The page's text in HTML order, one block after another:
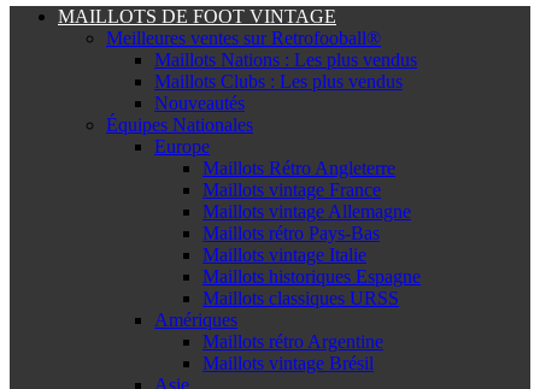
MAILLOTS DE FOOT VINTAGE
Meilleures ventes sur Retrofooball®
Maillots Nations : Les plus vendus
Maillots Clubs : Les plus vendus
Nouveautés
Équipes Nationales
Europe
Maillots Rétro Angleterre
Maillots vintage France
Maillots vintage Allemagne
Maillots rétro Pays-Bas
Maillots vintage Italie
Maillots historiques Espagne
Maillots classiques URSS
Amériques
Maillots rétro Argentine
Maillots vintage Brésil
Asie